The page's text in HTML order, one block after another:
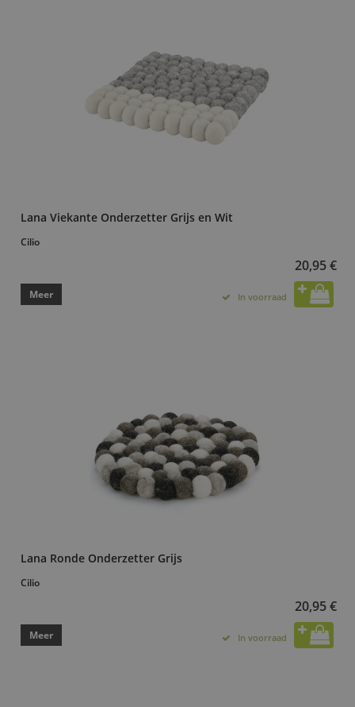
Lana Viekante Onderzetter Grijs en Wit
Cilio
20,95 €
Meer In voorraad
Lana Ronde Onderzetter Grijs
Cilio
20,95 €
Meer In voorraad